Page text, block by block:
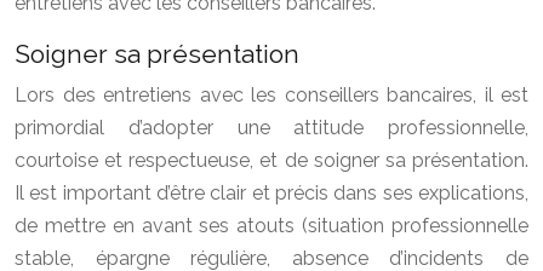
Soigner sa présentation
Lors des entretiens avec les conseillers bancaires, il est
primordial d’adopter une attitude professionnelle,
courtoise et respectueuse, et de soigner sa présentation.
Il est important d’être clair et précis dans ses explications,
de mettre en avant ses atouts (situation professionnelle
stable, épargne régulière, absence d’incidents de